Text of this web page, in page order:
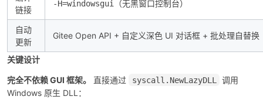
链接
-H=windowsgui （无黑窗口控制台）
自动
更新
Gitee Open API + 自定义深色 UI 对话框 + 批处理自替换
关键设计
完全不依赖 GUI 框架。 直接通过 syscall.NewLazyDLL
调用
Windows 原生 DLL：